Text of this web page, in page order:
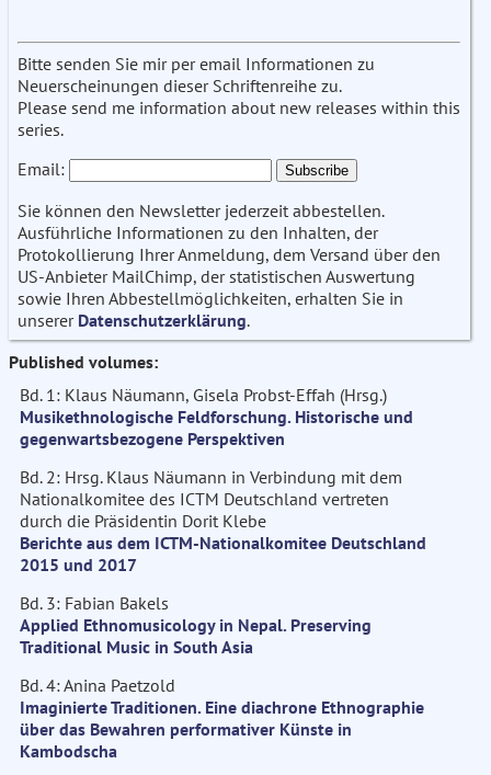
Bitte senden Sie mir per email Informationen zu
Neuerscheinungen dieser Schriftenreihe zu.
Please send me information about new releases within this
series.
Email:
Sie können den Newsletter jederzeit abbestellen.
Ausführliche Informationen zu den Inhalten, der
Protokollierung Ihrer Anmeldung, dem Versand über den
US-Anbieter MailChimp, der statistischen Auswertung
sowie Ihren Abbestellmöglichkeiten, erhalten Sie in
unserer Datenschutzerklärung.
Published volumes:
Bd. 1: Klaus Näumann, Gisela Probst-Effah (Hrsg.)
Musikethnologische Feldforschung. Historische und
gegenwartsbezogene Perspektiven
Bd. 2: Hrsg. Klaus Näumann in Verbindung mit dem
Nationalkomitee des ICTM Deutschland vertreten
durch die Präsidentin Dorit Klebe
Berichte aus dem ICTM-Nationalkomitee Deutschland
2015 und 2017
Bd. 3: Fabian Bakels
Applied Ethnomusicology in Nepal. Preserving
Traditional Music in South Asia
Bd. 4: Anina Paetzold
Imaginierte Traditionen. Eine diachrone Ethnographie
über das Bewahren performativer Künste in
Kambodscha